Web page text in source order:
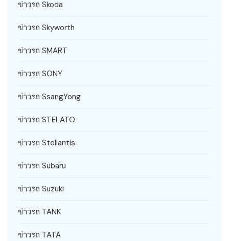
ข่าวรถ Skoda
ข่าวรถ Skyworth
ข่าวรถ SMART
ข่าวรถ SONY
ข่าวรถ SsangYong
ข่าวรถ STELATO
ข่าวรถ Stellantis
ข่าวรถ Subaru
ข่าวรถ Suzuki
ข่าวรถ TANK
ข่าวรถ TATA